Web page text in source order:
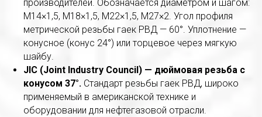
производителей. Обозначается диаметром и шагом:
M14×1,5, M18×1,5, M22×1,5, M27×2. Угол профиля
метрической резьбы гаек РВД — 60°. Уплотнение —
конусное (конус 24°) или торцевое через мягкую
шайбу.
JIC (Joint Industry Council) — дюймовая резьба с
конусом 37°. Стандарт резьбы гаек РВД, широко
применяемый в американской технике и
оборудовании для нефтегазовой отрасли.